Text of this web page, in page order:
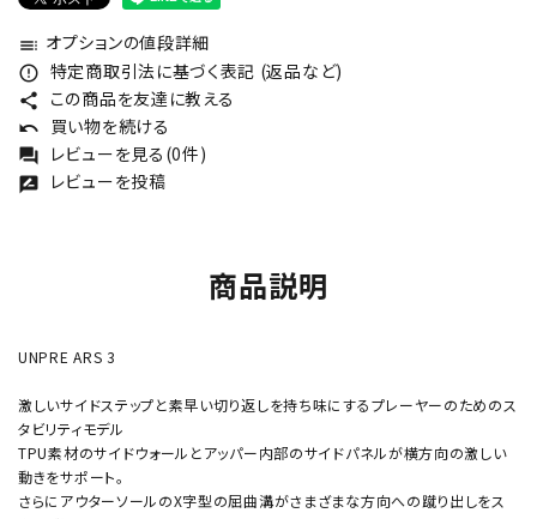
toc オプションの値段詳細
error_outline 特定商取引法に基づく表記 (返品など)
share この商品を友達に教える
undo 買い物を続ける
forum レビューを見る(0件)
rate_review レビューを投稿
商品説明
UNPRE ARS 3
激しいサイドステップと素早い切り返しを持ち味にするプレーヤーのためのス
タビリティモデル
TPU素材のサイドウォールとアッパー内部のサイドパネルが横方向の激しい
動きをサポート。
さらにアウターソールのX字型の屈曲溝がさまざまな方向への蹴り出しをス